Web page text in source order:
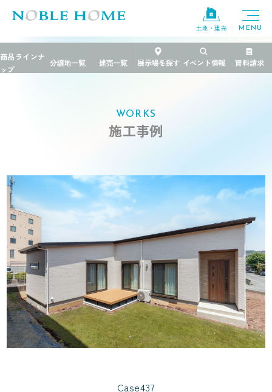
土地・建売
>自然の光を取り入れるL型平屋
WORKS
施工事例
Case437